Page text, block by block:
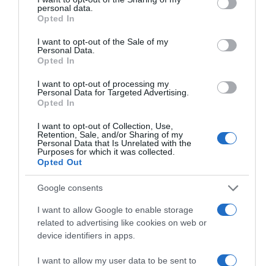
grant or deny consent to Google and its third-party tags to
use your data for below specified purposes in below Google
consent section.
personal data.
Opted In
I want to opt-out of the Sale of my
Personal Data.
Opted In
I want to opt-out of processing my
Personal Data for Targeted Advertising.
Opted In
I want to opt-out of Collection, Use,
Retention, Sale, and/or Sharing of my
Personal Data that Is Unrelated with the
Purposes for which it was collected.
Opted Out
Google consents
I want to allow Google to enable storage
related to advertising like cookies on web or
device identifiers in apps.
I want to allow my user data to be sent to
LIFESTYLE
Νίκος Ορφανός: Η νέα ανάρτηση μετά την
περιπέτεια υγείας – Το μήνυμα αισιοδοξίας
του ηθοποιού
Ο ίδιος αποκάλυψε ότι είχε έναν όγκο στο κεφάλι του
12.05.2025 - 16:52